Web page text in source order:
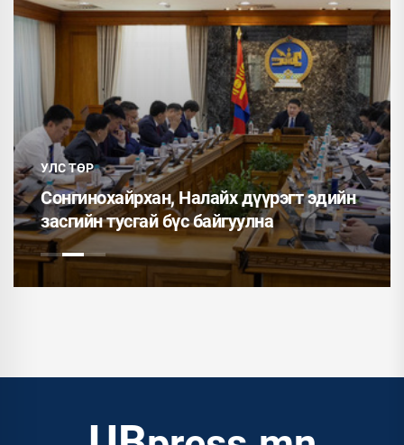
УЛС ТӨР
Сонгинохайрхан, Налайх дүүрэгт эдийн
засгийн тусгай бүс байгуулна